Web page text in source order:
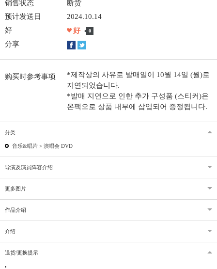
销售状态
断货
预计发送日
2024.10.14
好
好 0
分享
购买时参考事项
*제작상의 사유로 발매일이 10월 14일 (월)로
지연되었습니다.
*발매 지연으로 인한 추가 구성품 (스티커)은
온팩으로 상품 내부에 삽입되어 증정됩니다.
分类
音乐&唱片 > 演唱会 DVD
导演及演员阵容介绍
更多图片
作品介绍
介绍
退货/更换提示